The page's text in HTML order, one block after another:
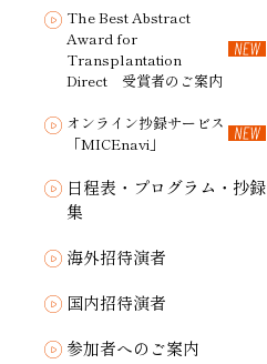
The Best Abstract
Award for
Transplantation
Direct 受賞者のご案内
オンライン抄録サービス
「MICEnavi」
日程表・プログラム・抄録
集
海外招待演者
国内招待演者
参加者へのご案内